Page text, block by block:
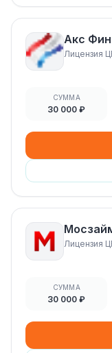
Акс
Лицензия
СУММА
30 000 ₽
Лицензия
СУММА
30 000 ₽